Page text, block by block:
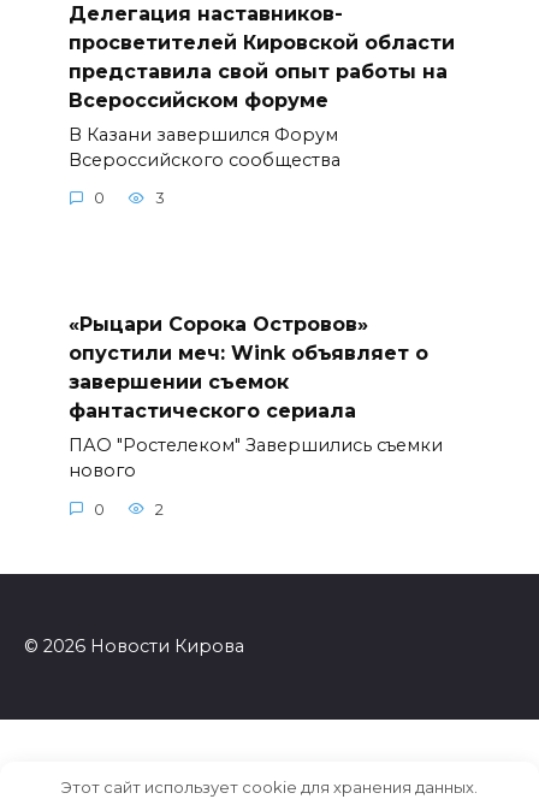
Делегация наставников-
просветителей Кировской области
представила свой опыт работы на
Всероссийском форуме
В Казани завершился Форум
Всероссийского сообщества
0 3
«Рыцари Сорока Островов»
опустили меч: Wink объявляет о
завершении съемок
фантастического сериала
ПАО "Ростелеком" Завершились съемки
нового
0 2
© 2026 Новости Кирова
Этот сайт использует cookie для хранения данных.